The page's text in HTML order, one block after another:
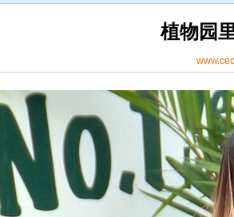
植物园